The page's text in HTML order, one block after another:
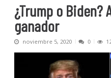
¿Trump o Biden?
ganador
noviembre 5, 2020 0